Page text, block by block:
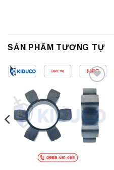
SẢN PHẨM TƯƠNG TỰ
Add to
wishlist